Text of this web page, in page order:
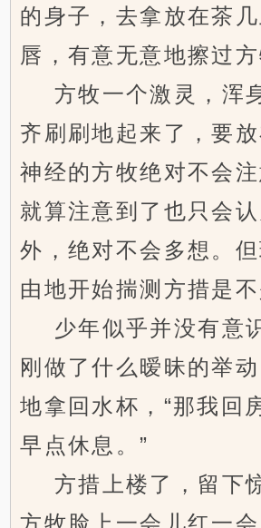
的身子，去拿放在茶几
唇，有意无意地擦过方
方牧一个激灵，浑
齐刷刷地起来了，要
神经的方牧绝对不会注
就算注意到了也只会
外，绝对不会多想。
由地开始揣测方措是不
少年似乎并没有意
刚做了什么暧昧的举
地拿回水杯，“那我回
早点休息。”
方措上楼了，留下
方牧脸上一会儿红一